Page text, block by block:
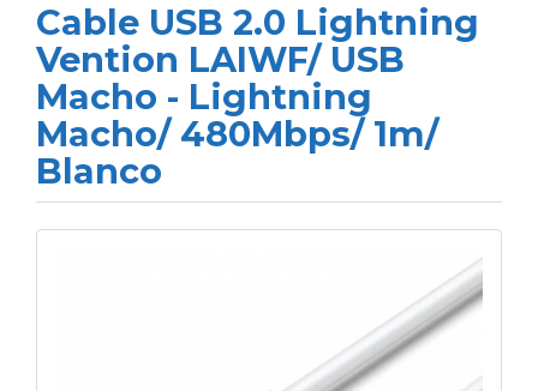
Cable USB 2.0 Lightning
Vention LAIWF/ USB
Macho - Lightning
Macho/ 480Mbps/ 1m/
Blanco